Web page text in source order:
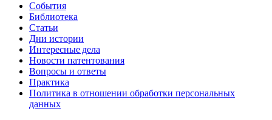
События
Библиотека
Статьи
Дни истории
Интересные дела
Новости патентования
Вопросы и ответы
Практика
Политика в отношении обработки персональных
данных